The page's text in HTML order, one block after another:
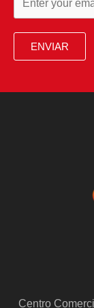
Colombia
ENVIAR
Centro